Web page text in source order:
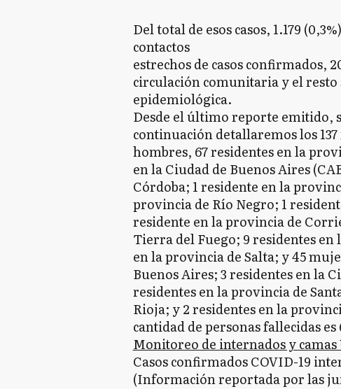
Del total de esos casos, 1.179
contactos
estrechos de casos confirmados,
circulación comunitaria y el
epidemiológica.
Desde el último reporte emitido,
continuación detallaremos los
hombres, 67 residentes en la
en la Ciudad de Buenos Aires
Córdoba; 1 residente en la
provincia de Río Negro; 1
residente en la provincia de
Tierra del Fuego; 9 residentes
en la provincia de Salta; y 45
Buenos Aires; 3 residentes en la
residentes en la provincia de
Rioja; y 2 residentes en la
cantidad de personas fallecidas es
Monitoreo de internados y
Casos confirmados COVID-19
(Información reportada por las